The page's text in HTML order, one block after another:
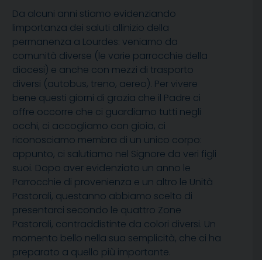
Da alcuni anni stiamo evidenziando
limportanza dei saluti allinizio della
permanenza a Lourdes: veniamo da
comunità diverse (le varie parrocchie della
diocesi) e anche con mezzi di trasporto
diversi (autobus, treno, aereo). Per vivere
bene questi giorni di grazia che il Padre ci
offre occorre che ci guardiamo tutti negli
occhi, ci accogliamo con gioia, ci
riconosciamo membra di un unico corpo:
appunto, ci salutiamo nel Signore da veri figli
suoi. Dopo aver evidenziato un anno le
Parrocchie di provenienza e un altro le Unità
Pastorali, questanno abbiamo scelto di
presentarci secondo le quattro Zone
Pastorali, contraddistinte da colori diversi. Un
momento bello nella sua semplicità, che ci ha
preparato a quello più importante.